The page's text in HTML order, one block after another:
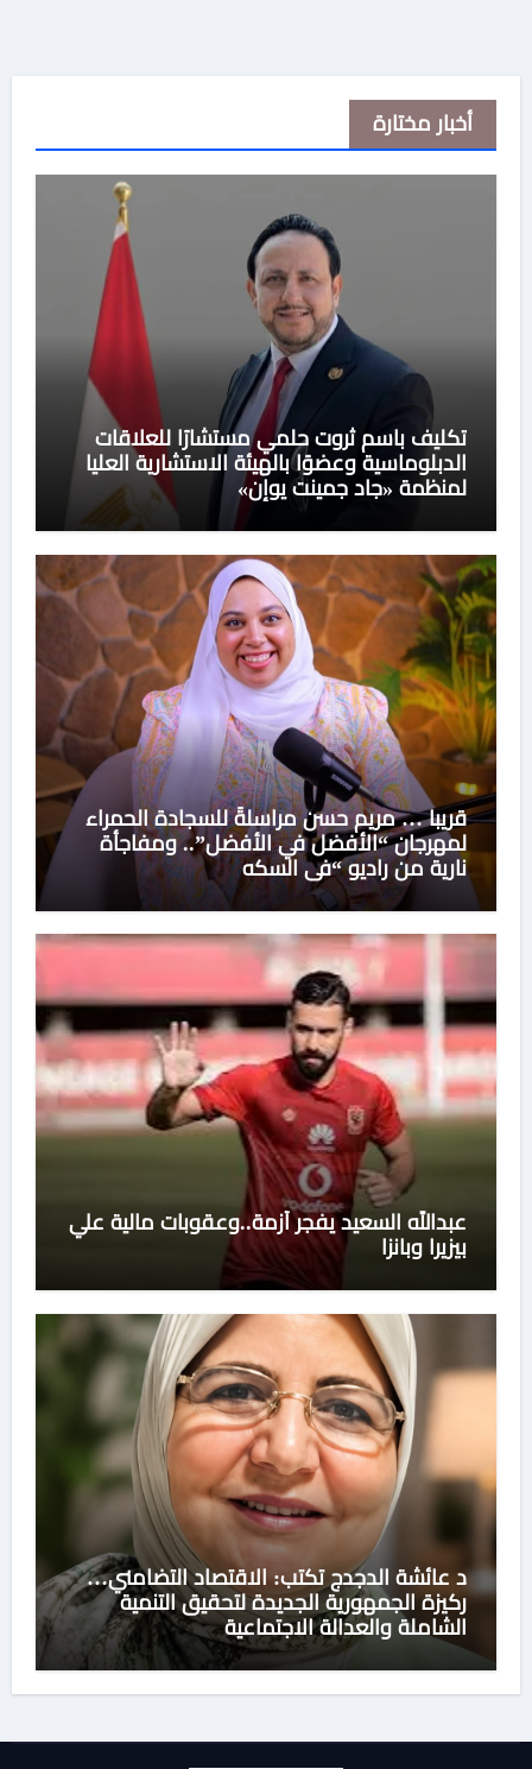
أخبار مختارة
تكليف باسم ثروت حلمي مستشارًا للعلاقات
الدبلوماسية وعضوًا بالهيئة الاستشارية العليا
لمنظمة «جاد جمينت يوإن»
قريبا … مريم حسن مراسلةً للسجادة الحمراء
لمهرجان “الأفضل في الأفضل”.. ومفاجأة
نارية من راديو “في السكه
عبدالله السعيد يفجر أزمة..وعقوبات مالية علي
بيزيرا وبانزا
د عائشة الدجدج تكتب: الاقتصاد التضامني…
ركيزة الجمهورية الجديدة لتحقيق التنمية
الشاملة والعدالة الاجتماعية